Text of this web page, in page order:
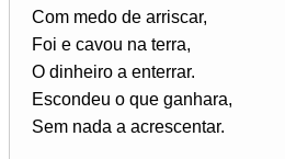
Com medo de arriscar,
Foi e cavou na terra,
O dinheiro a enterrar.
Escondeu o que ganhara,
Sem nada a acrescentar.